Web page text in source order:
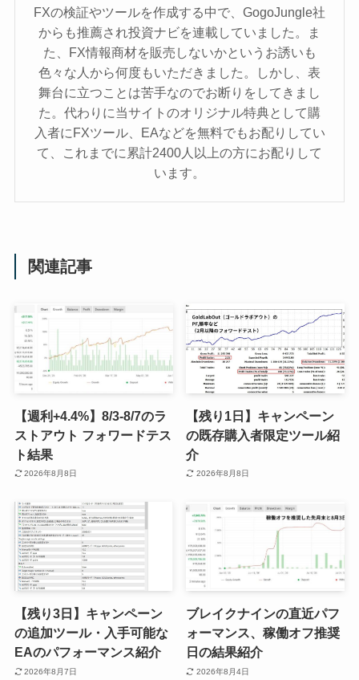
FXの検証やツールを作成する中で、GogoJungle社
からも推薦され投資ナビを連載していました。ま
た、FX情報商材を販売しないかというお誘いも
色々な人から何度もいただきました。しかし、表
舞台に立つことは苦手なのでお断りをしてきまし
た。代わりに当サイトのオリジナル特典として購
入者にFXツール、EAなどを無料でもお配りしてい
て、これまでに累計2400人以上の方にお配りして
います。
関連記事
【週利+4.4%】8/3-8/7のラ
ストアウト フォワードテス
ト結果
2026年8月8日
【残り1日】キャンペーン
の既存購入者限定ツール紹
介
2026年8月8日
【残り3日】キャンペーン
の追加ツール・入手可能な
EAのパフォーマンス紹介
2026年8月7日
ブレイクナインの直近パフ
ォーマンス、稼働オフ推奨
日の結果紹介
2026年8月4日